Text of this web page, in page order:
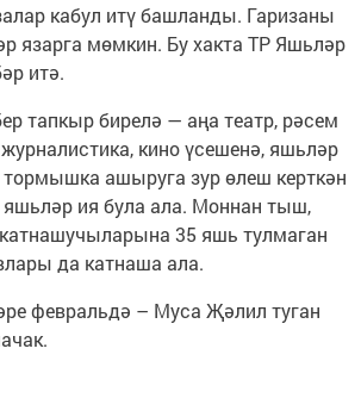
кабул итү башланды. Гаризаны
язарга мөмкин. Бу хакта ТР Яшьләр
итә.
тапкыр бирелә — аңа театр, рәсем
кино үсешенә, яшьләр
ашыруга зур өлеш керткән
яшьләр ия була ала. Моннан тыш,
35 яшь тулмаган
да катнаша ала.
февральдә – Муса Җәлил туган